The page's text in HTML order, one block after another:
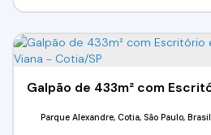
Parque Alexandre, Cotia, São Paulo, Brasil